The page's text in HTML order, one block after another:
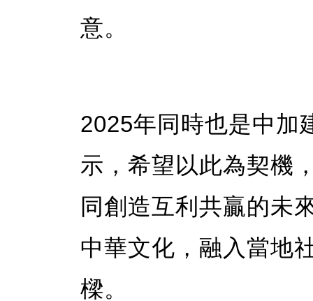
意。
2025年同時也是中加
示，希望以此為契機
同創造互利共贏的未
中華文化，融入當地
樑。